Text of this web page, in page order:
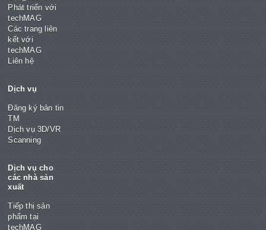
Phát triển với
techMAG
Các trang liên
kết với
techMAG
Liên hệ
Dịch vụ
Đăng ký bản tin
TM
Dịch vụ 3D/VR
Scanning
Dịch vụ cho
các nhà sản
xuất
Tiếp thị sản
phẩm tại
techMAG